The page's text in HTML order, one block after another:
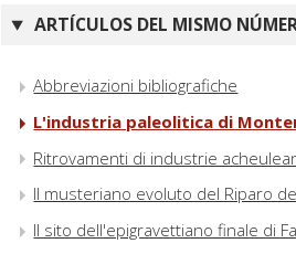
ARTÍCULOS DEL MISMO
Abbreviazioni bibliografiche
L'industria paleolitica di
Ritrovamenti di industrie
Il musteriano evoluto del Riparo
Il sito dell'epigravettiano finale di